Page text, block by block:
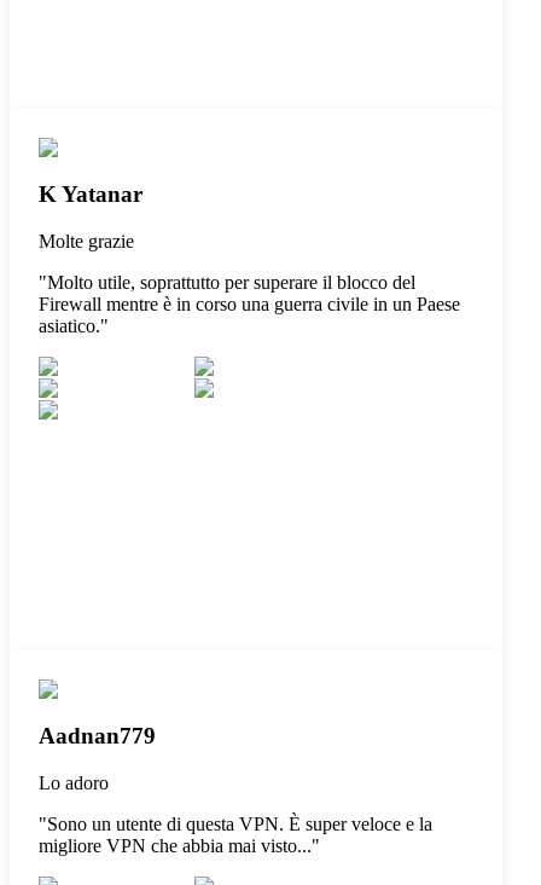
K Yatanar
Molte grazie
"Molto utile, soprattutto per superare il blocco del
Firewall mentre è in corso una guerra civile in un Paese
asiatico."
Aadnan779
Lo adoro
"Sono un utente di questa VPN. È super veloce e la
migliore VPN che abbia mai visto..."